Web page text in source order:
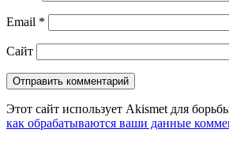
Email *
Сайт
Этот сайт использует Akismet для
как обрабатываются ваши данные